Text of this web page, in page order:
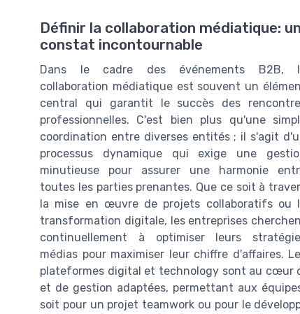
Définir la collaboration médiatique: un
constat incontournable
Dans le cadre des événements B2B,
collaboration médiatique est souvent un
central qui garantit le succès des
professionnelles. C'est bien plus qu'une
coordination entre diverses entités ; il s'agit
processus dynamique qui exige une
minutieuse pour assurer une harmonie
toutes les parties prenantes. Que ce soit à
la mise en œuvre de projets collaboratifs ou
transformation digitale, les entreprises
continuellement à optimiser leurs
médias pour maximiser leur chiffre d'affaires.
plateformes digital et technology sont au cœur
et de gestion adaptées, permettant aux
soit pour un projet teamwork ou pour le